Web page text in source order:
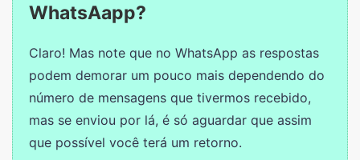
WhatsAapp?
Claro! Mas note que no WhatsApp as respostas
podem demorar um pouco mais dependendo do
número de mensagens que tivermos recebido,
mas se enviou por lá, é só aguardar que assim
que possível você terá um retorno.